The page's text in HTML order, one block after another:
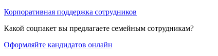
Корпоративная поддержка сотрудников
Какой соцпакет вы предлагаете семейным сотрудникам?
Оформляйте кандидатов онлайн